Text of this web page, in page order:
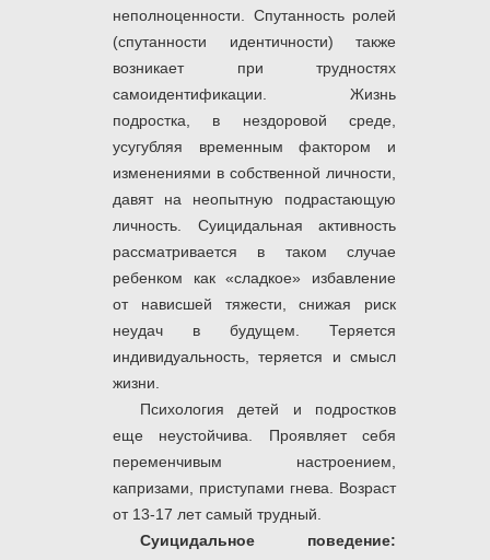
неполноценности. Спутанность ролей
(спутанности идентичности) также
возникает при трудностях
самоидентификации. Жизнь
подростка, в нездоровой среде,
усугубляя временным фактором и
изменениями в собственной личности,
давят на неопытную подрастающую
личность. Суицидальная активность
рассматривается в таком случае
ребенком как «сладкое» избавление
от нависшей тяжести, снижая риск
неудач в будущем. Теряется
индивидуальность, теряется и смысл
жизни.
Психология детей и подростков
еще неустойчива. Проявляет себя
переменчивым настроением,
капризами, приступами гнева. Возраст
от 13-17 лет самый трудный.
Суицидальное поведение: